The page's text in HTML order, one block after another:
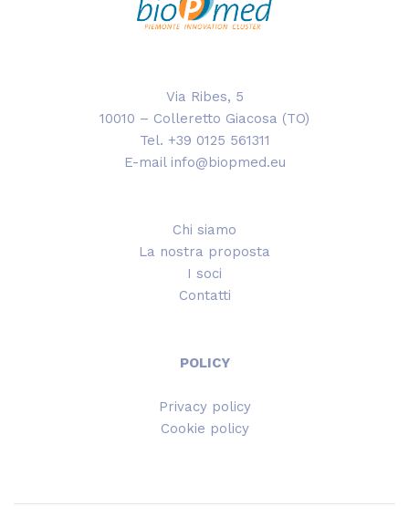
Via Ribes, 5
10010 – Colleretto Giacosa (TO)
Tel. +39 0125 561311
E-mail info@biopmed.eu
Chi siamo
La nostra proposta
I soci
Contatti
POLICY
Privacy policy
Cookie policy